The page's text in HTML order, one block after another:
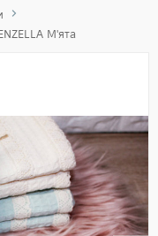
М'ята